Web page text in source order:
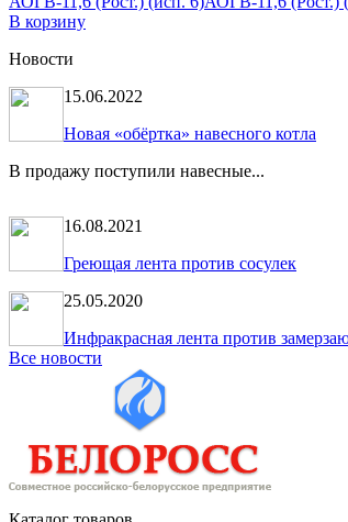
В корзину
Новости
15.06.2022
Новая «обёртка» навесного котла
В продажу поступили навесные...
16.08.2021
Греющая лента против сосулек
25.05.2020
Инфракрасная лента против
Все новости